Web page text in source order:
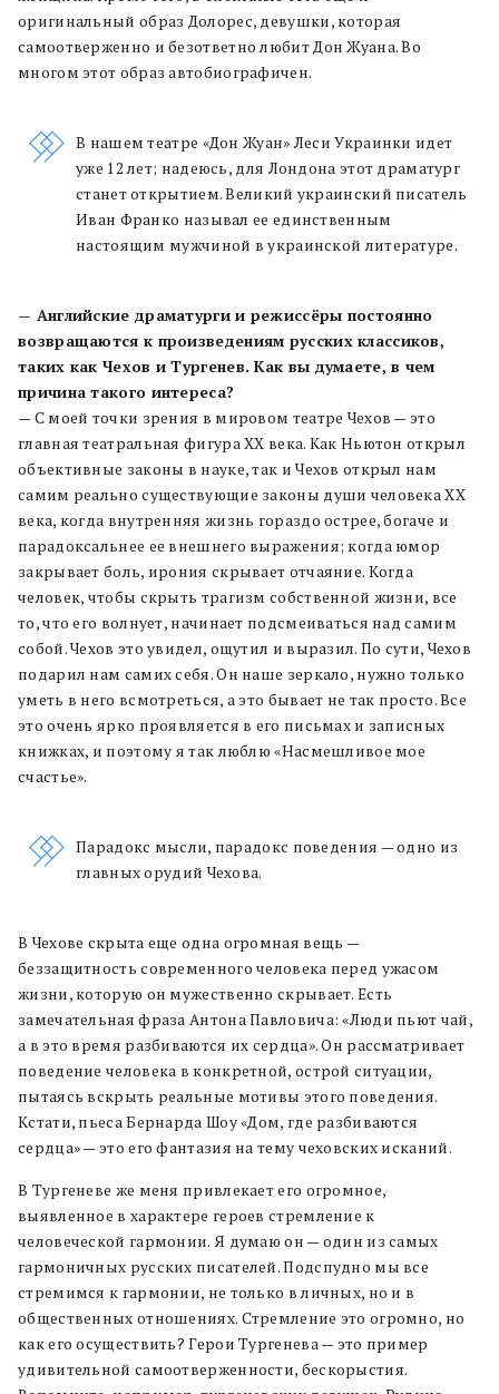
оригинальный образ Долорес, девушки, которая
самоотверженно и безответно любит Дон Жуана. Во
многом этот образ автобиографичен.
В нашем театре «Дон Жуан» Леси Украинки идет
уже 12 лет; надеюсь, для Лондона этот драматург
станет открытием. Великий украинский писатель
Иван Франко называл ее единственным
настоящим мужчиной в украинской литературе.
— Английские драматурги и режиссёры постоянно
возвращаются к произведениям русских классиков,
таких как Чехов и Тургенев. Как вы думаете, в чем
причина такого интереса?
— С моей точки зрения в мировом театре Чехов — это
главная театральная фигура ХХ века. Как Ньютон открыл
объективные законы в науке, так и Чехов открыл нам
самим реально существующие законы души человека ХХ
века, когда внутренняя жизнь гораздо острее, богаче и
парадоксальнее ее внешнего выражения; когда юмор
закрывает боль, ирония скрывает отчаяние. Когда
человек, чтобы скрыть трагизм собственной жизни, все
то, что его волнует, начинает подсмеиваться над самим
собой. Чехов это увидел, ощутил и выразил. По сути, Чехов
подарил нам самих себя. Он наше зеркало, нужно только
уметь в него всмотреться, а это бывает не так просто. Все
это очень ярко проявляется в его письмах и записных
книжках, и поэтому я так люблю «Насмешливое мое
счастье».
Парадокс мысли, парадокс поведения — одно из
главных орудий Чехова.
В Чехове скрыта еще одна огромная вещь —
беззащитность современного человека перед ужасом
жизни, которую он мужественно скрывает. Есть
замечательная фраза Антона Павловича: «Люди пьют чай,
а в это время разбиваются их сердца». Он рассматривает
поведение человека в конкретной, острой ситуации,
пытаясь вскрыть реальные мотивы этого поведения.
Кстати, пьеса Бернарда Шоу «Дом, где разбиваются
сердца» — это его фантазия на тему чеховских исканий.
В Тургеневе же меня привлекает его огромное,
выявленное в характере героев стремление к
человеческой гармонии. Я думаю он — один из самых
гармоничных русских писателей. Подспудно мы все
стремимся к гармонии, не только в личных, но и в
общественных отношениях. Стремление это огромно, но
как его осуществить? Герои Тургенева — это пример
удивительной самоотверженности, бескорыстия.